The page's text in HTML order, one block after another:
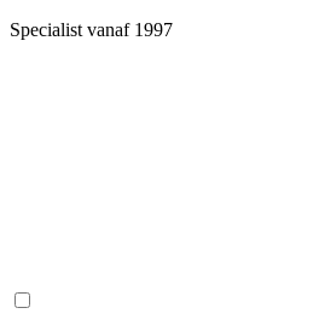
Specialist vanaf 1997